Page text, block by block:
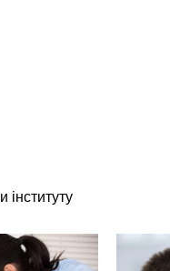
інституту